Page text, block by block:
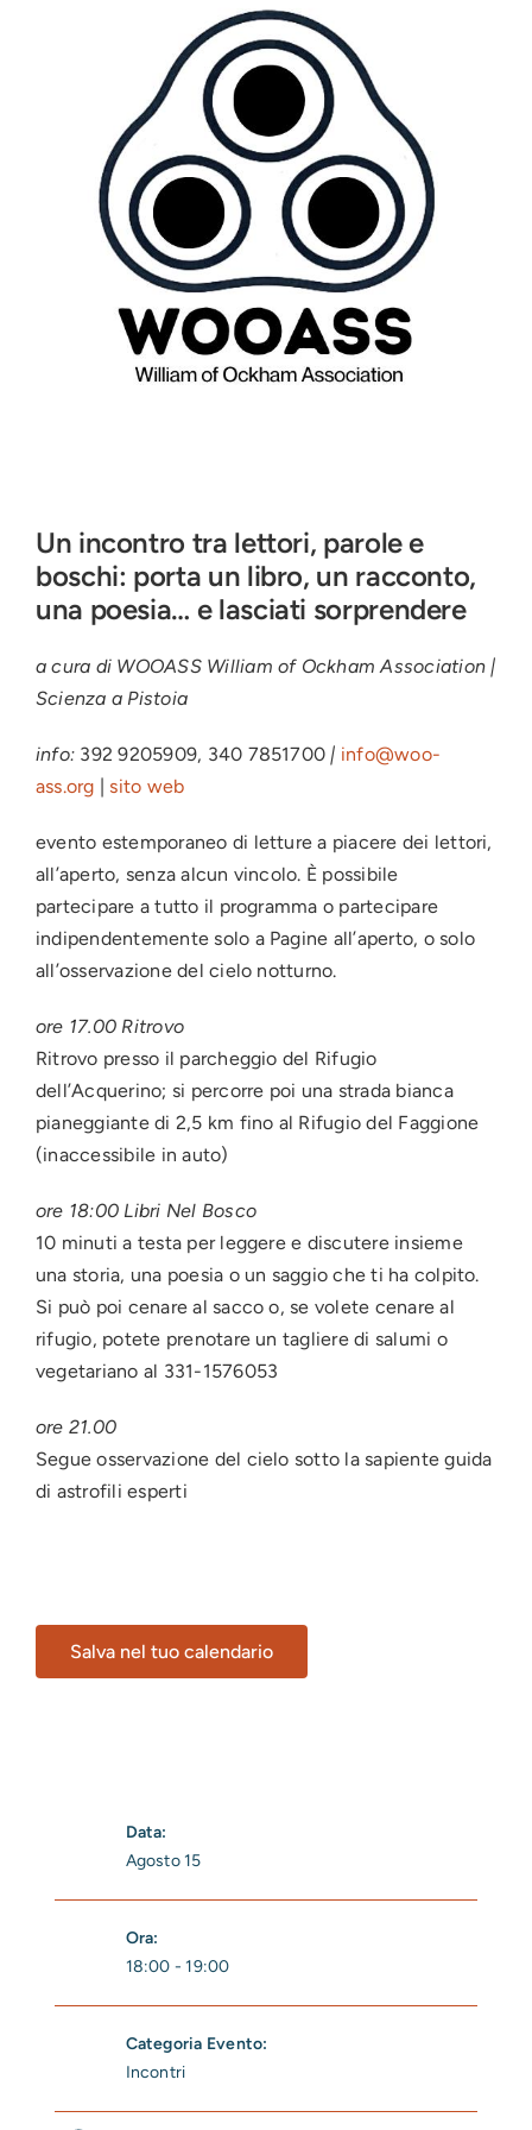
Un incontro tra lettori, parole e
boschi: porta un libro, un racconto,
una poesia… e lasciati sorprendere
a cura di WOOASS William of Ockham Association |
Scienza a Pistoia
info: 392 9205909, 340 7851700 | info@woo-
ass.org |sito web
evento estemporaneo di letture a piacere dei lettori,
all’aperto, senza alcun vincolo. È possibile
partecipare a tutto il programma o partecipare
indipendentemente solo a Pagine all’aperto, o solo
all’osservazione del cielo notturno.
ore 17.00 Ritrovo
Ritrovo presso il parcheggio del Rifugio
dell’Acquerino; si percorre poi una strada bianca
pianeggiante di 2,5 km fino al Rifugio del Faggione
(inaccessibile in auto)
ore 18:00 Libri Nel Bosco
10 minuti a testa per leggere e discutere insieme
una storia, una poesia o un saggio che ti ha colpito.
Si può poi cenare al sacco o, se volete cenare al
rifugio, potete prenotare un tagliere di salumi o
vegetariano al 331-1576053
ore 21.00
Segue osservazione del cielo sotto la sapiente guida
di astrofili esperti
Salva nel tuo calendario
Data:
Agosto 15
Ora:
18:00 - 19:00
Categoria Evento:
Incontri